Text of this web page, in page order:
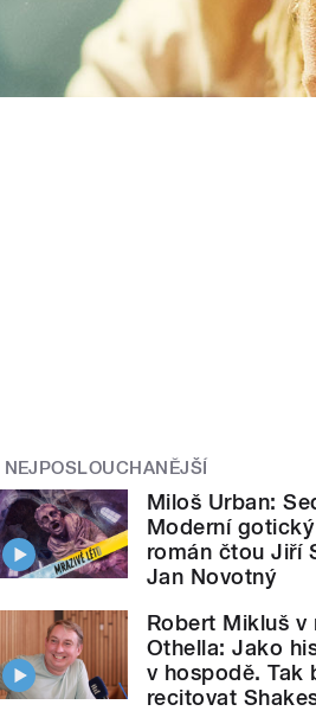
NEJPOSLOUCHANĚJŠÍ
Miloš Urban:
Moderní
román čtou Jiří
Jan Novotný
Robert Mikluš v
Othella: Jako
v hospodě. Tak
recitovat